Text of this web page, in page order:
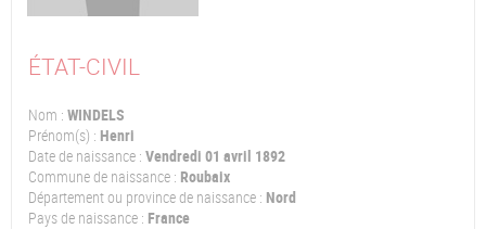
ÉTAT-CIVIL
Nom : WINDELS
Prénom(s) : Henri
Date de naissance : Vendredi 01 avril 1892
Commune de naissance : Roubaix
Département ou province de naissance : Nord
Pays de naissance : France